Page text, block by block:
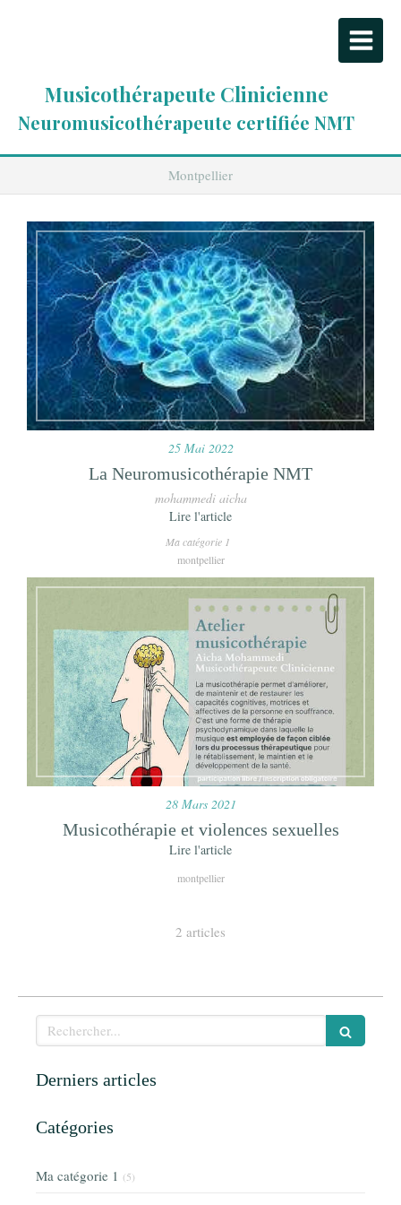
Musicothérapeute Clinicienne
Neuromusicothérapeute certifiée NMT
Montpellier
25 Mai 2022
La Neuromusicothérapie NMT
mohammedi aicha
Lire l'article
Ma catégorie 1
montpellier
28 Mars 2021
Musicothérapie et violences sexuelles
Lire l'article
montpellier
2 articles
Rechercher
Derniers articles
Catégories
Ma catégorie 1 (5)